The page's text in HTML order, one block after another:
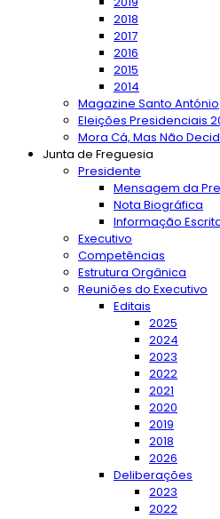
2018
2017
2016
2015
2014
Magazine Santo António
Eleições Presidenciais
Mora Cá, Mas Não
Junta de Freguesia
Presidente
Mensagem da
Nota Biográfica
Informação
Executivo
Competências
Estrutura Orgânica
Reuniões do Executivo
Editais
2025
2024
2023
2022
2021
2020
2019
2018
2026
Deliberações
2023
2022